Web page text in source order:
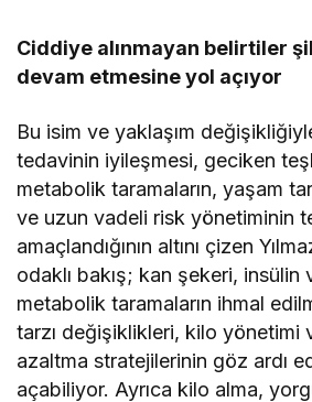
Ciddiye alınmayan belirtiler
devam etmesine yol açıyor
Bu isim ve yaklaşım
tedavinin iyileşmesi, geciken
metabolik taramaların, yaşam
ve uzun vadeli risk yönetiminin
amaçlandığının altını çizen
odaklı bakış; kan şekeri,
metabolik taramaların ihmal
tarzı değişiklikleri, kilo yönetimi
azaltma stratejilerinin göz ardı
açabiliyor. Ayrıca kilo alma,